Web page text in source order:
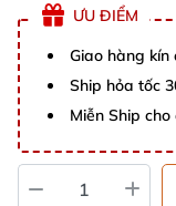
ƯU ĐIỂM
Giao hàng kín
Ship hỏa tốc
Miễn Ship